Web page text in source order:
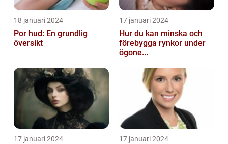
18 januari 2024
Por hud: En grundlig
översikt
17 januari 2024
Hur du kan minska och
förebygga rynkor under
ögone...
17 januari 2024 17 januari 2024